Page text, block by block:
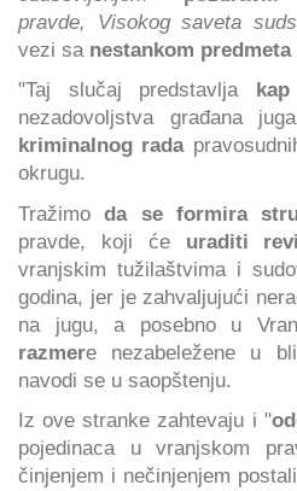
pravde, Visokog saveta
vezi sa nestankom predmeta
"Taj slučaj predstavlja
nezadovoljstva građana
kriminalnog rada
okrugu.
Tražimoda se formira
pravde, koji ćeuraditi
vranjskim tužilaštvima i
godina, jer je zahvaljujući
na jugu, a posebno u
razmere nezabeležene u
navodi se u saopštenju.
Iz ove stranke zahtevaju i "
pojedinaca u vranjskom
činjenjem i nečinjenjem postali